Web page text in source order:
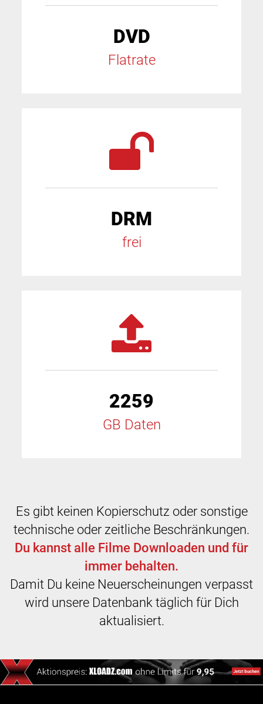
DVD
Flatrate
DRM
frei
2259
GB Daten
Es gibt keinen Kopierschutz oder sonstige
technische oder zeitliche Beschränkungen.
Du kannst alle Filme Downloaden und für
immer behalten.
Damit Du keine Neuerscheinungen verpasst
wird unsere Datenbank täglich für Dich
aktualisiert.